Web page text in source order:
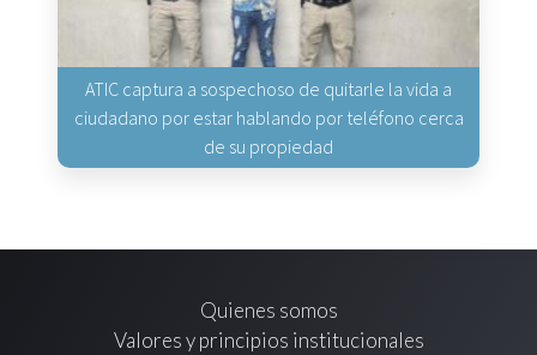
ATIC captura a sospechoso de quitarle la vida a
ciudadano por estar hablando por teléfono cerca
de su propiedad
Quienes somos
Valores y principios institucionales